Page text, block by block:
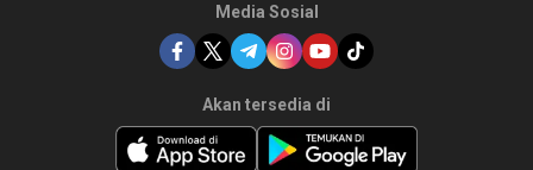
Media Sosial
Akan tersedia di